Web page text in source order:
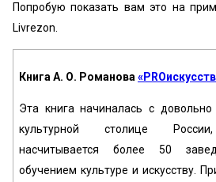
Попробую показать вам это на
Livrezon.
Книга А. О. Романова
Эта книга начиналась с
культурной столице России,
насчитывается более 50
обучением культуре и искусству.